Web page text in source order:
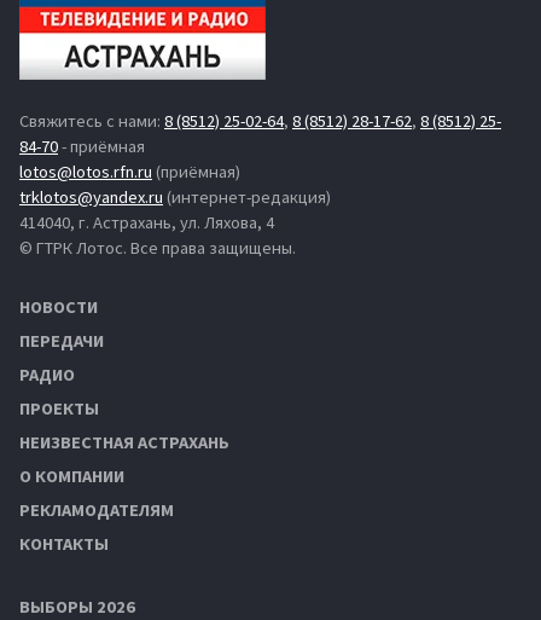
Свяжитесь с нами: 8 (8512) 25-02-64, 8 (8512) 28-17-62, 8 (8512) 25-
84-70- приёмная
lotos@lotos.rfn.ru (приёмная)
trklotos@yandex.ru (интернет-редакция)
414040, г. Астрахань, ул. Ляхова, 4
© ГТРК Лотос. Все права защищены.
НОВОСТИ
ПЕРЕДАЧИ
РАДИО
ПРОЕКТЫ
НЕИЗВЕСТНАЯ АСТРАХАНЬ
О КОМПАНИИ
РЕКЛАМОДАТЕЛЯМ
КОНТАКТЫ
ВЫБОРЫ 2026